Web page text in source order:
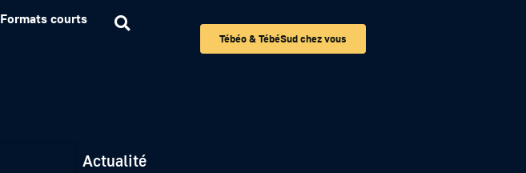
Formats courts
Tébéo & TébéSud chez vous
Actualité